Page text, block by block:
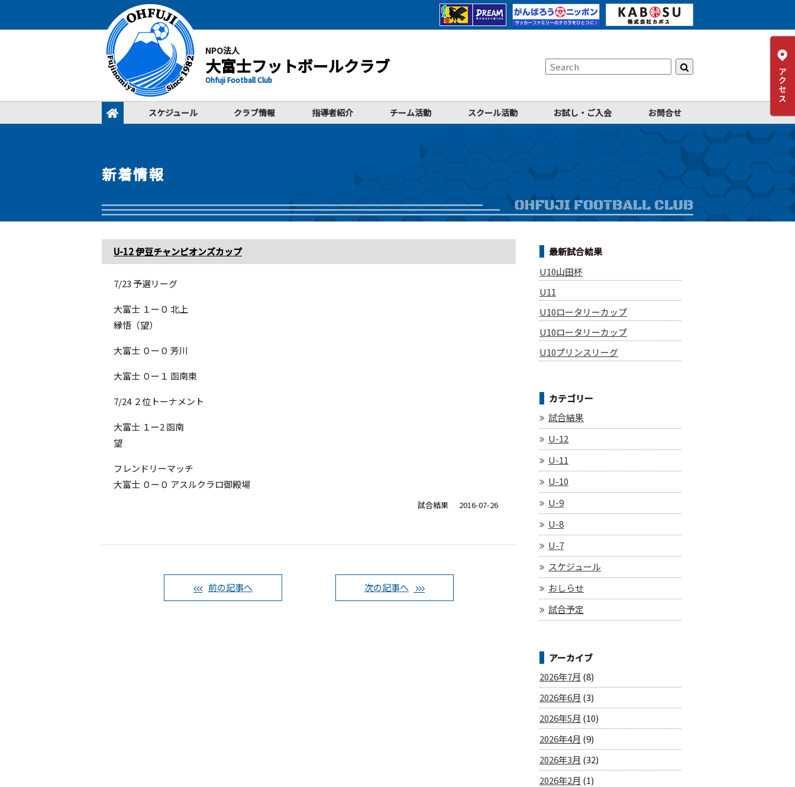
NPO法人
大富士フットボールクラブ
Ohfuji Football Club
スケジュール クラブ情報 指導者紹介 チーム活動 スクール活動 お試し・ご入会 お問合せ
新着情報
U-12 伊豆チャンピオンズカップ
7/23 予選リーグ
大富士 １ー０ 北上
縁悟（望）
大富士 ０ー０ 芳川
大富士 ０ー１ 函南東
7/24 ２位トーナメント
大富士 １ー2 函南
望
フレンドリーマッチ
大富士 ０ー０ アスルクラロ御殿場
試合結果 2016-07-26
前の記事へ 次の記事へ
最新試合結果
U10山田杯
U11
U10ロータリーカップ
U10ロータリーカップ
U10プリンスリーグ
カテゴリー
試合結果
U-12
U-11
U-10
U-9
U-8
U-7
スケジュール
おしらせ
試合予定
アーカイブ
2026年7月 (8)
2026年6月 (3)
2026年5月 (10)
2026年4月 (9)
2026年3月 (32)
2026年2月 (1)